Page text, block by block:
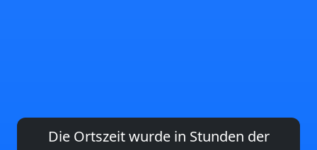
Die Ortszeit wurde in Stunden der